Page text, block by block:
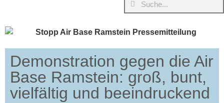
Demonstration gegen die Air
Base Ramstein: groß, bunt,
vielfältig und beeindruckend